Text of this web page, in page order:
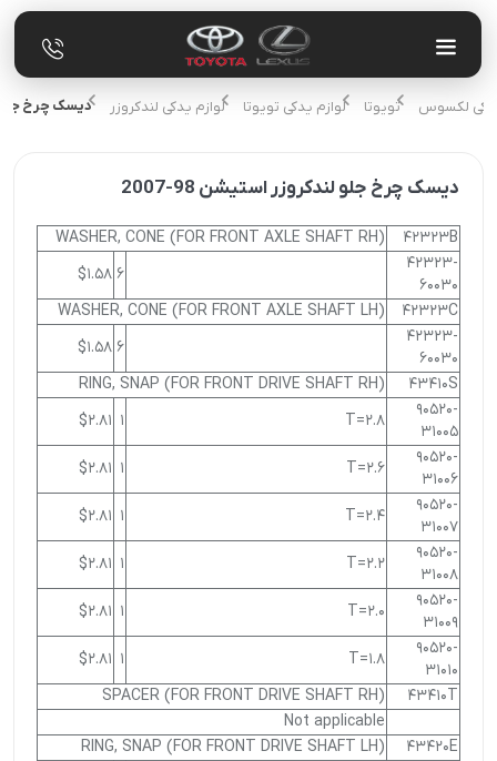
یدکی لکسوس تویوتا لوازم یدکی تویوتا لوازم یدکی لندکروزر دیسک چرخ جلو
دیسک چرخ جلو لندکروزر استیشن 98-2007
42323B
WASHER, CONE (FOR FRONT AXLE SHAFT RH)
42323-
60030
6
$1.58
42323C
WASHER, CONE (FOR FRONT AXLE SHAFT LH)
42323-
60030
6
$1.58
43410S
RING, SNAP (FOR FRONT DRIVE SHAFT RH)
90520-
31005
T=2.8
1
$2.81
90520-
31006
T=2.6
1
$2.81
90520-
31007
T=2.4
1
$2.81
90520-
31008
T=2.2
1
$2.81
90520-
31009
T=2.0
1
$2.81
90520-
31010
T=1.8
1
$2.81
43410T
SPACER (FOR FRONT DRIVE SHAFT RH)
Not applicable
43420E
RING, SNAP (FOR FRONT DRIVE SHAFT LH)